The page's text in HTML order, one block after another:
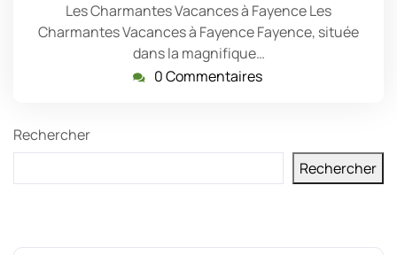
Les Charmantes Vacances à Fayence Les
Charmantes Vacances à Fayence Fayence, située
dans la magnifique…
0 Commentaires
Rechercher
Rechercher